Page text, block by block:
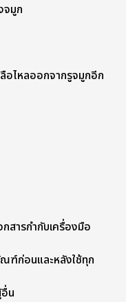
จมูก
อไหลออกจากรูจมูกอีก
กสารกำกับเครื่องมือ
ฑ์ก่อนและหลังใช้ทุก
น